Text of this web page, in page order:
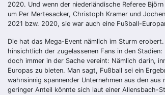
2020. Und wenn der niederländische Referee
um Per Mertesacker, Christoph Kramer und
2021 bzw. 2020, sie war auch eine Fußball-
Die hat das Mega-Event nämlich im Sturm
hinsichtlich der zugelassenen Fans in den
doch immer in der Sache vereint: Nämlich darin,
Europas zu bieten. Man sagt, Fußball sei ein
wahnsinnig spannender Unternehmen aus den
geringer Anteil könnte sich laut einer Allensbach-